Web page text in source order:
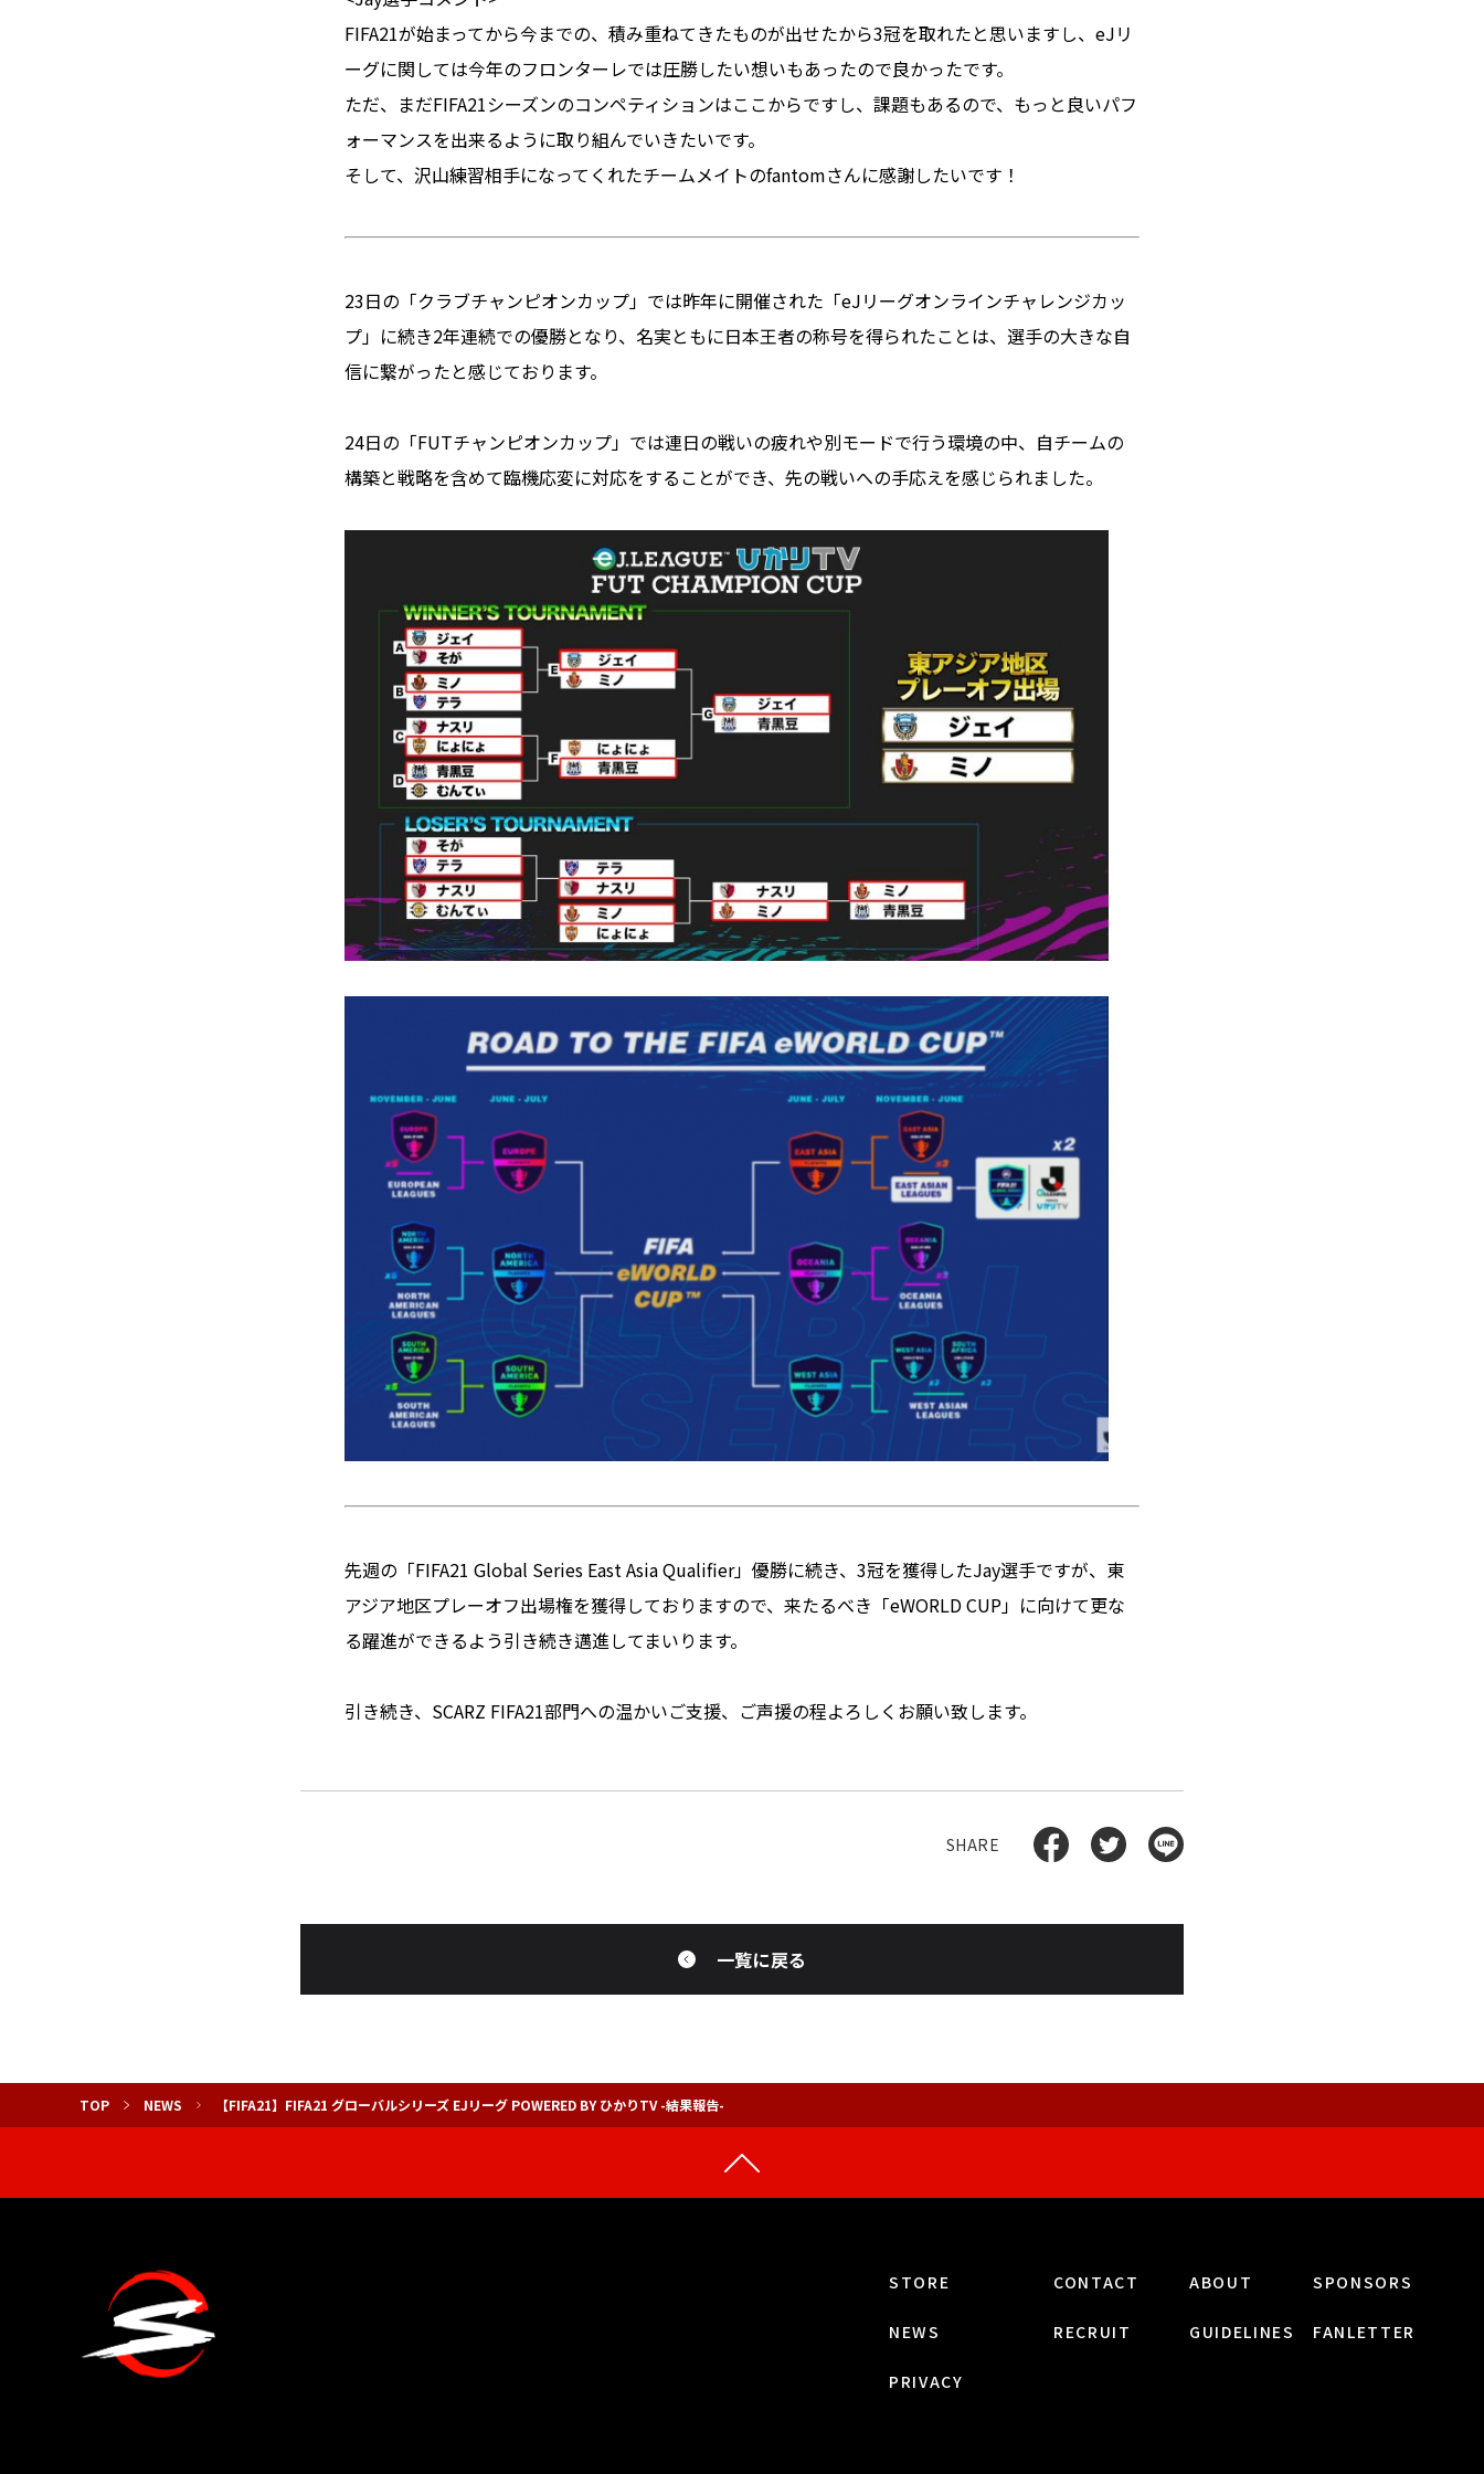
FIFA21が始まってから今までの、積み重ねてきたものが出せたから3冠を取れたと思いますし、eJリ
ーグに関しては今年のフロンターレでは圧勝したい想いもあったので良かったです。
ただ、まだFIFA21シーズンのコンペティションはここからですし、課題もあるので、もっと良いパフ
ォーマンスを出来るように取り組んでいきたいです。
そして、沢山練習相手になってくれたチームメイトのfantomさんに感謝したいです！
23日の「クラブチャンピオンカップ」では昨年に開催された「eJリーグオンラインチャレンジカッ
プ」に続き2年連続での優勝となり、名実ともに日本王者の称号を得られたことは、選手の大きな自
信に繋がったと感じております。
24日の「FUTチャンピオンカップ」では連日の戦いの疲れや別モードで行う環境の中、自チームの
構築と戦略を含めて臨機応変に対応をすることができ、先の戦いへの手応えを感じられました。
先週の「FIFA21 Global Series East Asia Qualifier」優勝に続き、3冠を獲得したJay選手ですが、東
アジア地区プレーオフ出場権を獲得しておりますので、来たるべき「eWORLD CUP」に向けて更な
る躍進ができるよう引き続き邁進してまいります。
引き続き、SCARZ FIFA21部門への温かいご支援、ご声援の程よろしくお願い致します。
一覧に戻る
TOP NEWS 【FIFA21】FIFA21 グローバルシリーズ EJリーグ POWERED BY ひかりTV -結果報告-
STORE CONTACT ABOUT SPONSORS
NEWS RECRUIT GUIDELINES FANLETTER
PRIVACY